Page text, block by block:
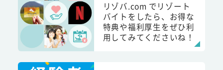
リゾバ.com でリゾート
バイトをしたら、お得な
特典や福利厚生をぜひ利
用してみてくださいね！